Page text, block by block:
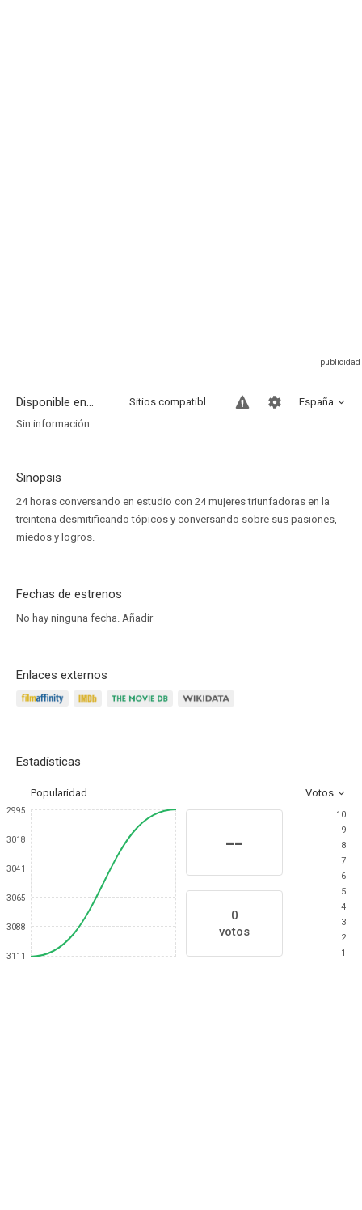
Disponible en... España
Sitios compatibles
Sin información
Sinopsis
24 horas conversando en estudio con 24 mujeres triunfadoras en la
treintena desmitificando tópicos y conversando sobre sus pasiones,
miedos y logros.
Fechas de estrenos
No hay ninguna fecha. Añadir
Enlaces externos
Estadísticas
Popularidad Votos
2995
3018
3041
3065
3088
3111
--
0
votos
10
9
8
7
6
5
4
3
2
1